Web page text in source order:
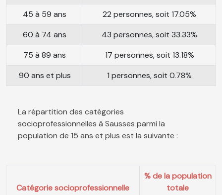
45 à 59 ans
22 personnes, soit 17.05%
60 à 74 ans
43 personnes, soit 33.33%
75 à 89 ans
17 personnes, soit 13.18%
90 ans et plus
1 personnes, soit 0.78%
La répartition des catégories
socioprofessionnelles à Sausses parmi la
population de 15 ans et plus est la suivante :
Catégorie socioprofessionnelle
% de la population
totale